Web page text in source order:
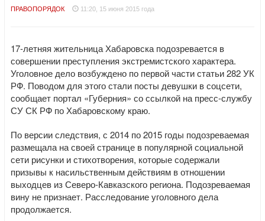
ПРАВОПОРЯДОК 11:20, 15 июня 2015 года
17-летняя жительница Хабаровска подозревается в
совершении преступления экстремистского характера.
Уголовное дело возбуждено по первой части статьи 282 УК
РФ. Поводом для этого стали посты девушки в соцсети,
сообщает портал «Губерния» со ссылкой на пресс-службу
СУ СК РФ по Хабаровскому краю.
По версии следствия, с 2014 по 2015 годы подозреваемая
размещала на своей странице в популярной социальной
сети рисунки и стихотворения, которые содержали
призывы к насильственным действиям в отношении
выходцев из Северо-Кавказского региона. Подозреваемая
вину не признает. Расследование уголовного дела
продолжается.